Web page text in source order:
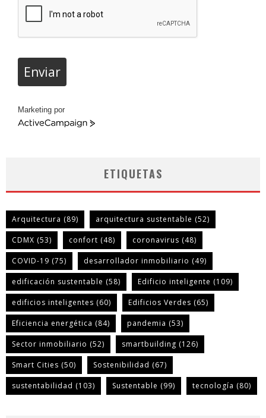
Enviar
Marketing por
ActiveCampaign
ETIQUETAS
Arquitectura (89) arquitectura sustentable (52)
CDMX (53) confort (48) coronavirus (48)
COVID-19 (75) desarrollador inmobiliario (49)
edificación sustentable (58) Edificio inteligente (109)
edificios inteligentes (60) Edificios Verdes (65)
Eficiencia energética (84) pandemia (53)
Sector inmobiliario (52) smartbuilding (126)
Smart Cities (50) Sostenibilidad (67)
sustentabilidad (103) Sustentable (99) tecnología (80)